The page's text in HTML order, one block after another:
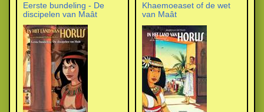
Eerste bundeling - De
discipelen van Maât
Khaemoeaset of de wet
van Maât